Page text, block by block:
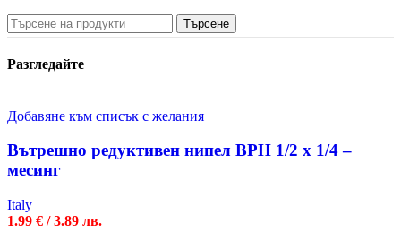
Търсене
Разгледайте
Добавяне към списък с желания
Вътрешно редуктивен нипел ВРН 1/2 х 1/4 –
месинг
Italy
1.99 € / 3.89 лв.